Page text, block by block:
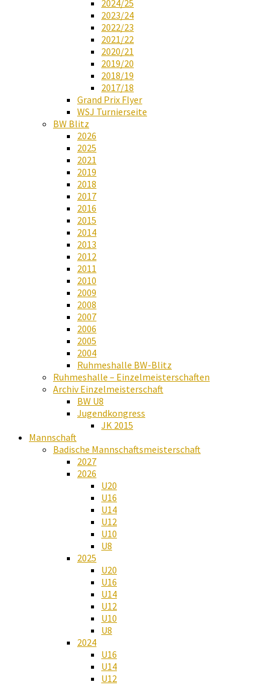
2024/25
2023/24
2022/23
2021/22
2020/21
2019/20
2018/19
2017/18
Grand Prix Flyer
WSJ Turnierseite
BW Blitz
2026
2025
2021
2019
2018
2017
2016
2015
2014
2013
2012
2011
2010
2009
2008
2007
2006
2005
2004
Ruhmeshalle BW-Blitz
Ruhmeshalle – Einzelmeisterschaften
Archiv Einzelmeisterschaft
BW U8
Jugendkongress
JK 2015
Mannschaft
Badische Mannschaftsmeisterschaft
2027
2026
U20
U16
U14
U12
U10
U8
2025
U20
U16
U14
U12
U10
U8
2024
U16
U14
U12